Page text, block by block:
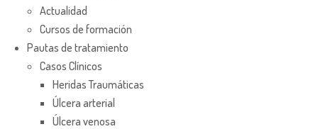
Actualidad
Cursos de formación
Pautas de tratamiento
Casos Clínicos
Heridas Traumáticas
Úlcera arterial
Úlcera venosa